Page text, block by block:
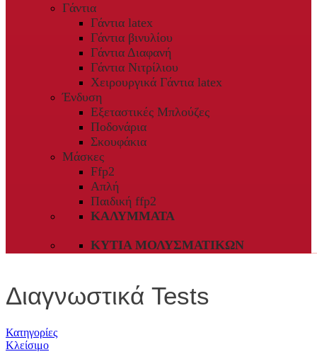
Γάντια
Γάντια latex
Γάντια βινυλίου
Γάντια Διαφανή
Γάντια Νιτρίλιου
Χειρουργικά Γάντια latex
Ένδυση
Εξεταστικές Μπλούζες
Ποδονάρια
Σκουφάκια
Μάσκες
Ffp2
Απλή
Παιδική ffp2
ΚΑΛΎΜΜΑΤΑ
ΚΥΤΊΑ ΜΟΛΥΣΜΑΤΙΚΏΝ
Διαγνωστικά Tests
Κατηγορίες
Κλείσιμο